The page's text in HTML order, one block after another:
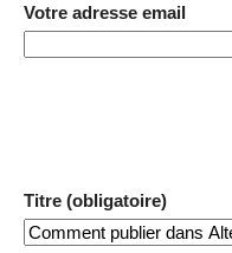
Votre adresse email
Titre (obligatoire)